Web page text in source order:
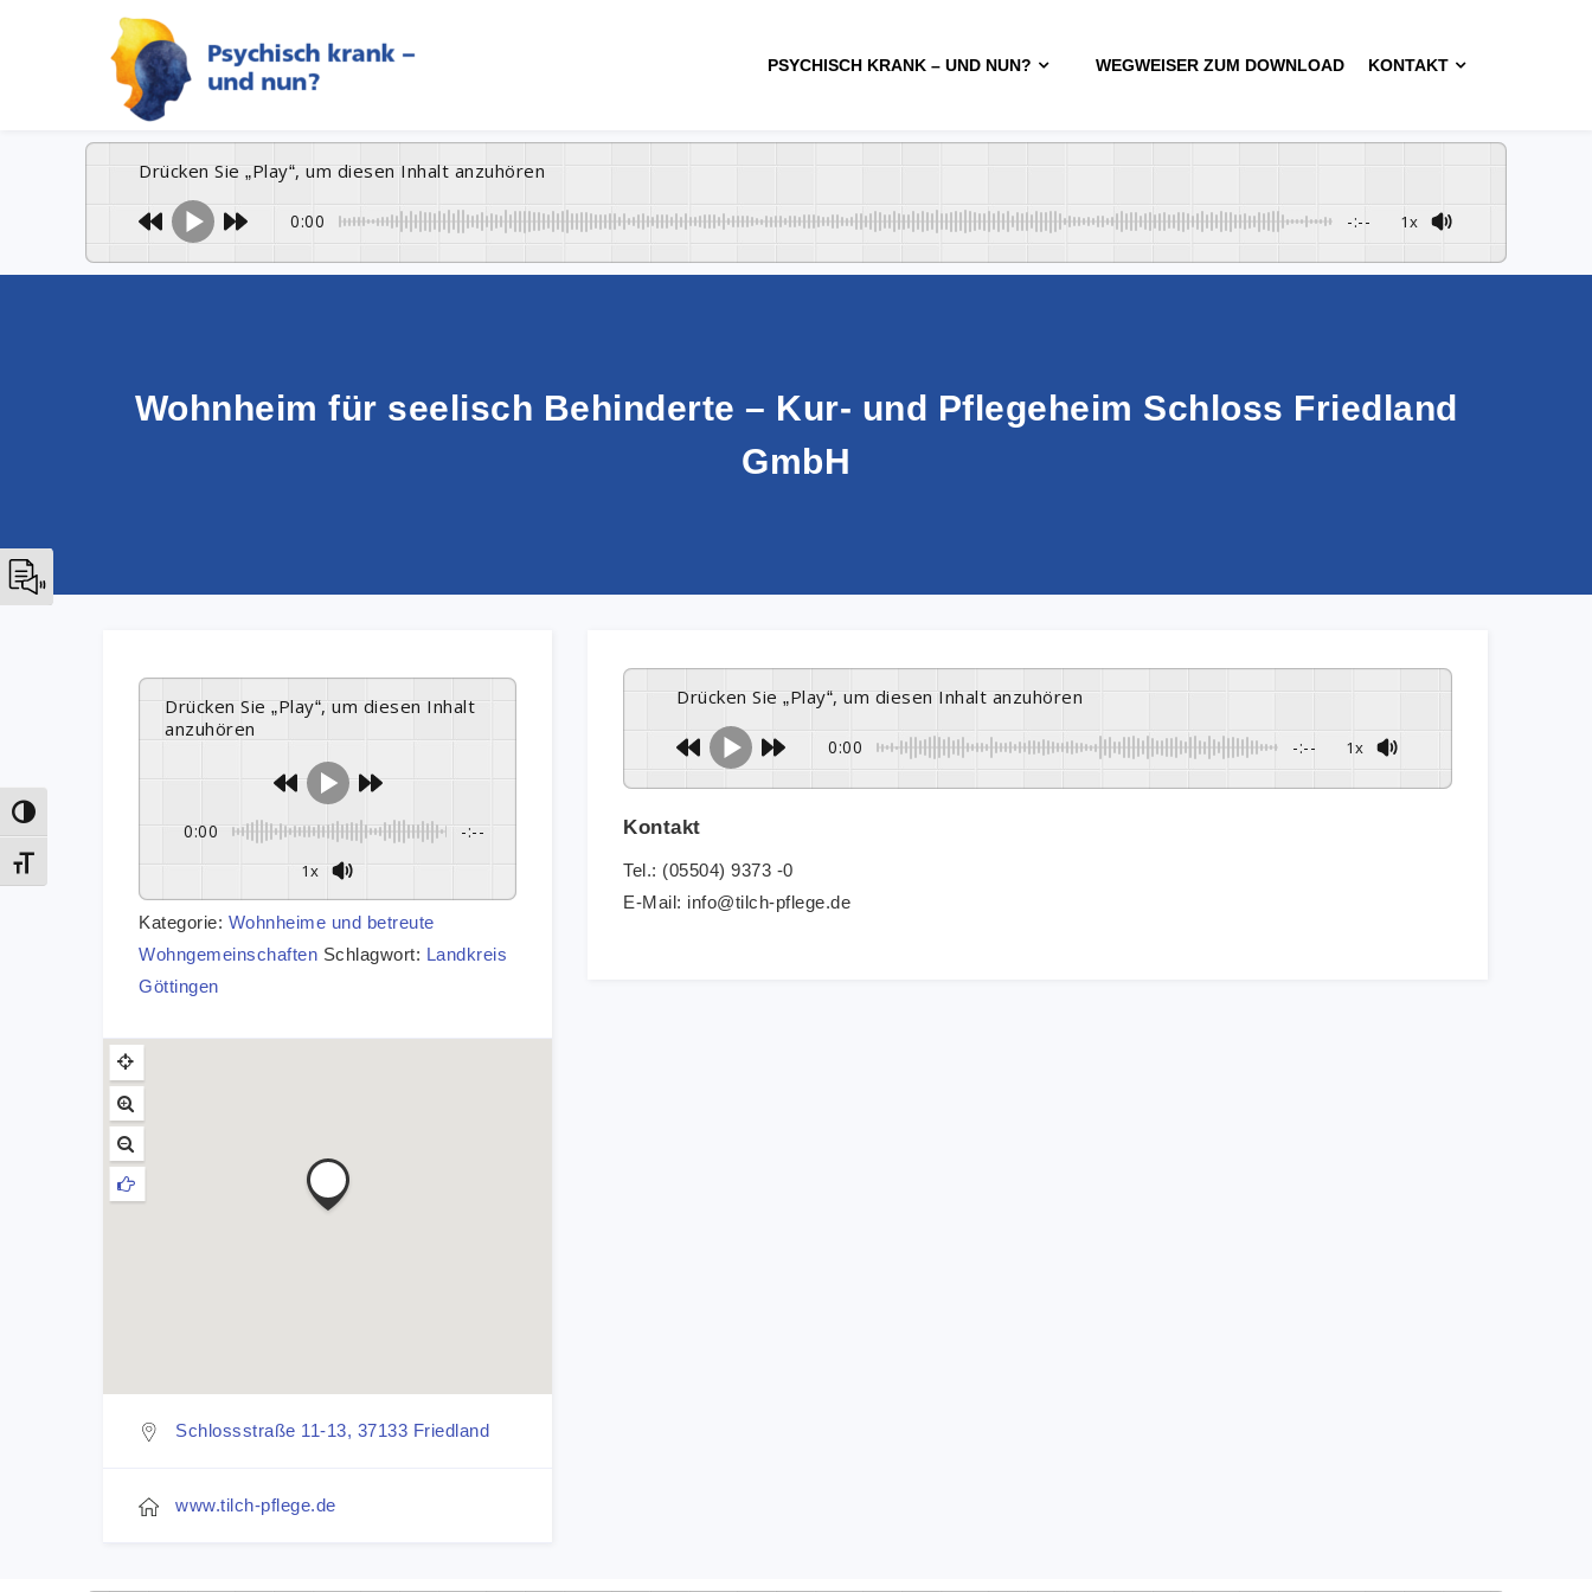
Umschalten auf hohe Kontraste
Schrift vergrößern
KONTAKT
WEGWEISER ZUM DOWNLOAD
PSYCHISCH KRANK – UND NUN?
Drücken Sie „Play“, um diesen Inhalt anzuhören
0:00 -:-- 1x
Wohnheim für seelisch Behinderte – Kur- und Pflegeheim Schloss Friedland
GmbH
Drücken Sie „Play“, um diesen Inhalt
anzuhören
0:00 -:--
1x
Kategorie: Wohnheime und betreute
Wohngemeinschaften Schlagwort: Landkreis
Göttingen
Schlossstraße 11-13, 37133 Friedland
www.tilch-pflege.de
Drücken Sie „Play“, um diesen Inhalt anzuhören
0:00 -:-- 1x
Kontakt
Tel.: (05504) 9373 -0
E-Mail: info@tilch-pflege.de